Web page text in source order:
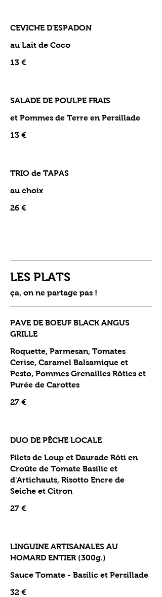
CEVICHE D'ESPADON
au Lait de Coco
13 €
SALADE DE POULPE FRAIS
et Pommes de Terre en Persillade
13 €
TRIO de TAPAS
au choix
26 €
LES PLATS
ça, on ne partage pas !
PAVE DE BOEUF BLACK ANGUS
GRILLE
Roquette, Parmesan, Tomates
Cerise, Caramel Balsamique et
Pesto, Pommes Grenailles Rôties et
Purée de Carottes
27 €
DUO DE PÊCHE LOCALE
Filets de Loup et Daurade Rôti en
Croûte de Tomate Basilic et
d'Artichauts, Risotto Encre de
Seiche et Citron
27 €
LINGUINE ARTISANALES AU
HOMARD ENTIER (300g.)
Sauce Tomate - Basilic et Persillade
32 €